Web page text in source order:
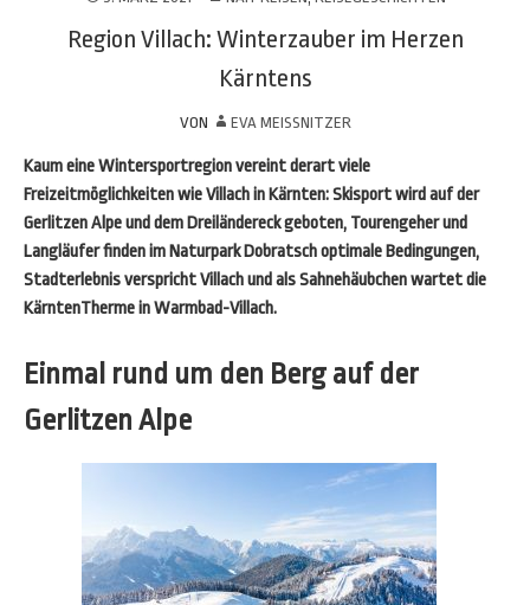
Region Villach: Winterzauber im Herzen
Kärntens
VON EVA MEISSNITZER
Kaum eine Wintersportregion vereint derart viele
Freizeitmöglichkeiten wie Villach in Kärnten: Skisport wird auf der
Gerlitzen Alpe und dem Dreiländereck geboten, Tourengeher und
Langläufer finden im Naturpark Dobratsch optimale Bedingungen,
Stadterlebnis verspricht Villach und als Sahnehäubchen wartet die
KärntenTherme in Warmbad-Villach.
Einmal rund um den Berg auf der
Gerlitzen Alpe